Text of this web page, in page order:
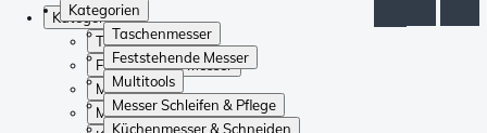
Kategorien
Taschenmesser
Feststehende Messer
Multitools
Messer Schleifen & Pflege
Küchenmesser & Schneiden
Kategorien
Taschenmesser
Feststehende Messer
Multitools
Messer Schleifen & Pflege